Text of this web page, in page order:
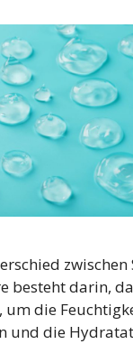
besteht darin,
um die
und die